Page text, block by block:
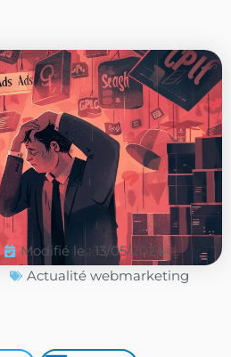
Modifié le : 13/05/2024
Actualité webmarketing